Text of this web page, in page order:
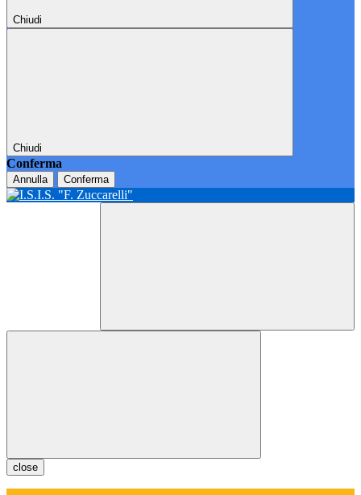
Chiudi
Chiudi
Conferma
Annulla Conferma
close